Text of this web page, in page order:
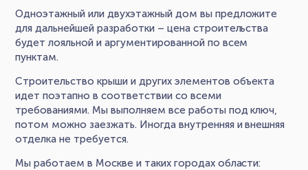
Одноэтажный или двухэтажный дом вы предложите
для дальнейшей разработки – цена строительства
будет лояльной и аргументированной по всем
пунктам.
Строительство крыши и других элементов объекта
идет поэтапно в соответствии со всеми
требованиями. Мы выполняем все работы под ключ,
потом можно заезжать. Иногда внутренняя и внешняя
отделка не требуется.
Мы работаем в Москве и таких городах области: